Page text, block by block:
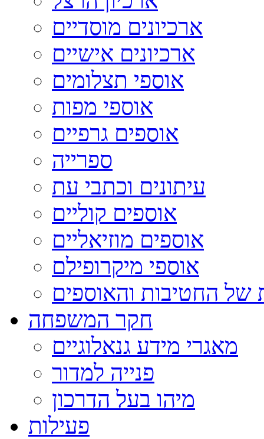
ארכיונים מוסדיים
ארכיונים אישיים
אוספי תצלומים
אוספי מפות
אוספים גרפיים
ספרייה
עיתונים וכתבי עת
אוספים קוליים
אוספים מוזיאליים
אוספי מיקרופילם
של החטיבות והאוספים
חקר המשפחה
מאגרי מידע גנאלוגיים
פנייה למדור
מיהו בעל הדרכון
פעילות